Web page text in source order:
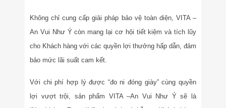
Không chỉ cung cấp giải pháp bảo vệ toàn diện, VITA –
An Vui Như Ý còn mang lại cơ hội tiết kiệm và tích lũy
cho Khách hàng với các quyền lợi thưởng hấp dẫn, đảm
bảo mức lãi suất cam kết.
Với chi phí hợp lý được “đo ni đóng giày” cùng quyền
lợi vượt trội, sản phẩm VITA –An Vui Như Ý sẽ là